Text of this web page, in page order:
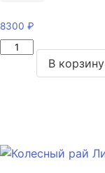
8300 ₽
Количество
524
В корзину